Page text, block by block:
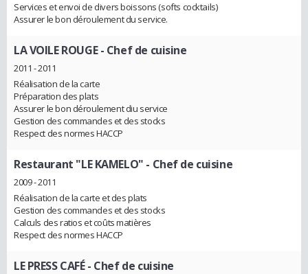
Services et envoi de divers boissons (softs cocktails)
Assurer le bon déroulement du service.
LA VOILE ROUGE- Chef de cuisine
2011 - 2011
Réalisation de la carte
Préparation des plats
Assurer le bon déroulement diu service
Gestion des commandes et des stocks
Respect des normes HACCP
Restaurant "LE KAMELO" - Chef de cuisine
2009 - 2011
Réalisation de la carte et des plats
Gestion des commandes et des stocks
Calculs des ratios et coûts matières
Respect des normes HACCP
LE PRESS CAFÉ- Chef de cuisine